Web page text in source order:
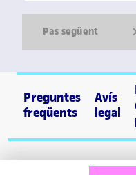
Pas següent
Error
Ok
Error
Preguntes
freqüents
Avís
legal